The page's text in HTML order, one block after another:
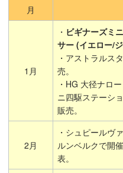
月
1月
・ ビギナーズミ
サー (イエロー/
・アストラルス
売。
・HG 大径ナロ
ニ四駆ステーシ
販売。
2月
・シュピールヴ
ルンベルクで開催
表。